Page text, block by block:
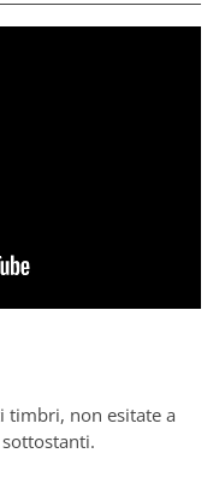
timbri, non esitate a